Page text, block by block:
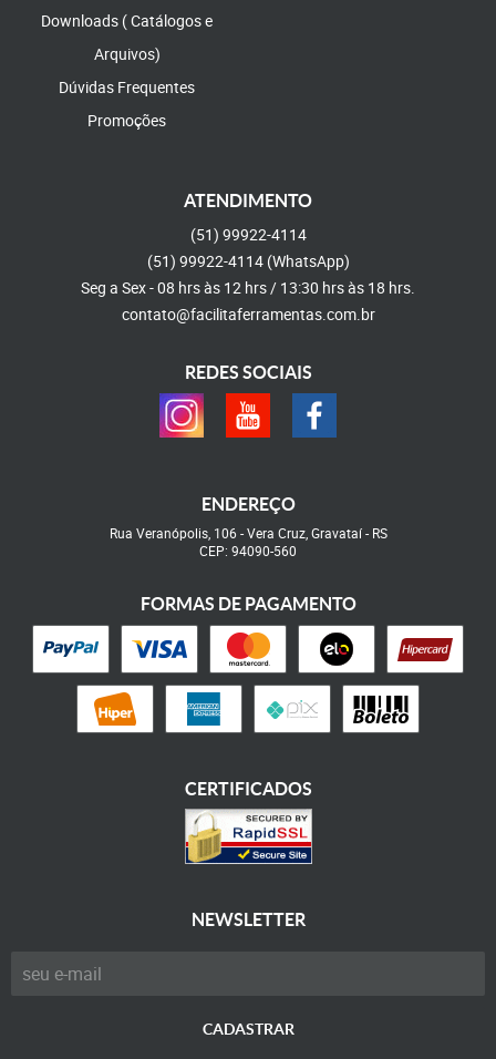
Downloads ( Catálogos e
Arquivos)
Dúvidas Frequentes
Promoções
ATENDIMENTO
(51) 99922-4114
(51) 99922-4114 (WhatsApp)
Seg a Sex - 08 hrs às 12 hrs / 13:30 hrs às 18 hrs.
contato@facilitaferramentas.com.br
REDES SOCIAIS
ENDEREÇO
Rua Veranópolis, 106 -Vera Cruz, Gravataí- RS
CEP: 94090-560
FORMAS DE PAGAMENTO
CERTIFICADOS
NEWSLETTER
CADASTRAR